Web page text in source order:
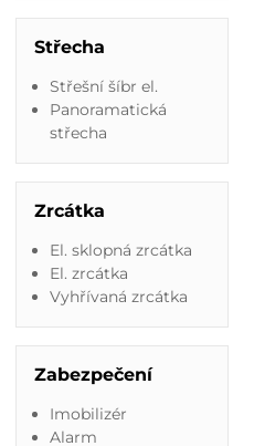
Střecha
Střešní šíbr el.
Panoramatická
střecha
Zrcátka
El. sklopná zrcátka
El. zrcátka
Vyhřívaná zrcátka
Zabezpečení
Imobilizér
Alarm